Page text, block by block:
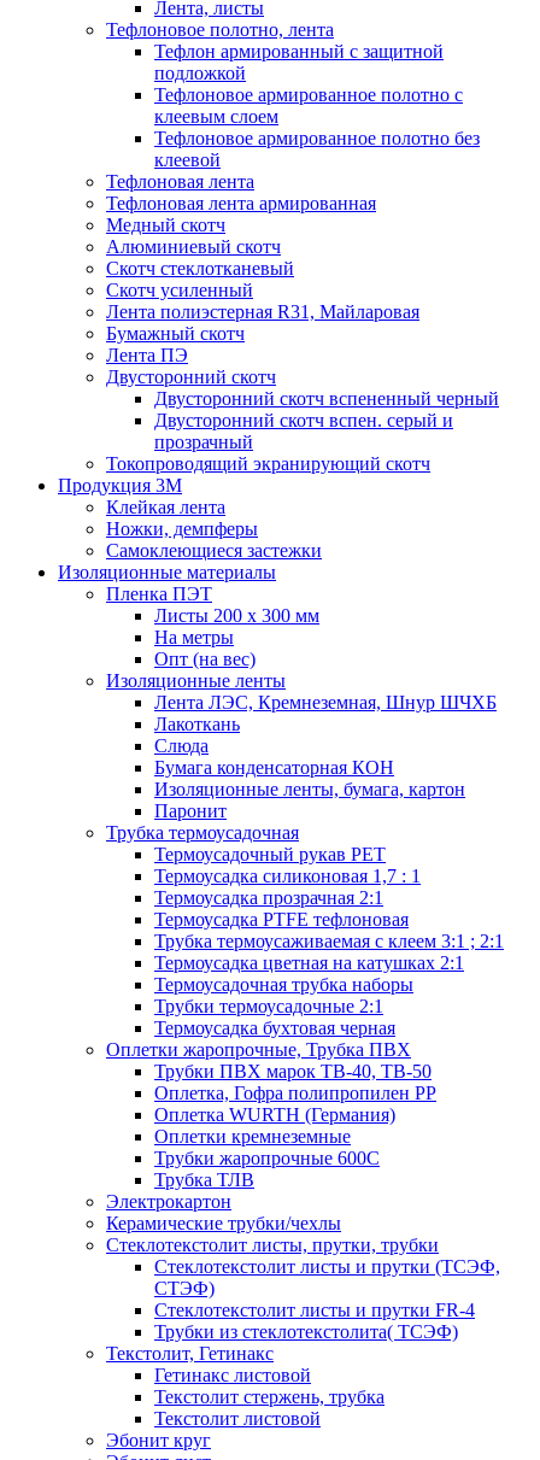
Лента, листы
Тефлоновое полотно, лента
Тефлон армированный с защитной
подложкой
Тефлоновое армированное полотно с
клеевым слоем
Тефлоновое армированное полотно без
клеевой
Тефлоновая лента
Тефлоновая лента армированная
Медный скотч
Алюминиевый скотч
Скотч стеклотканевый
Скотч усиленный
Лента полиэстерная R31, Майларовая
Бумажный скотч
Лента ПЭ
Двусторонний скотч
Двусторонний скотч вспененный черный
Двусторонний скотч вспен. серый и
прозрачный
Токопроводящий экранирующий скотч
Продукция 3M
Клейкая лента
Ножки, демпферы
Самоклеющиеся застежки
Изоляционные материалы
Пленка ПЭТ
Листы 200 х 300 мм
На метры
Опт (на вес)
Изоляционные ленты
Лента ЛЭС, Кремнеземная, Шнур ШЧХБ
Лакоткань
Слюда
Бумага конденсаторная КОН
Изоляционные ленты, бумага, картон
Паронит
Трубка термоусадочная
Термоусадочный рукав PET
Термоусадка силиконовая 1,7 : 1
Термоусадка прозрачная 2:1
Термоусадка PTFE тефлоновая
Трубка термоусаживаемая с клеем 3:1 ; 2:1
Термоусадка цветная на катушках 2:1
Термоусадочная трубка наборы
Трубки термоусадочные 2:1
Термоусадка бухтовая черная
Оплетки жаропрочные, Трубка ПВХ
Трубки ПВХ марок ТВ-40, ТВ-50
Оплетка, Гофра полипропилен PP
Оплетка WURTH (Германия)
Оплетки кремнеземные
Трубки жаропрочные 600С
Трубка ТЛВ
Электрокартон
Керамические трубки/чехлы
Cтеклотекстолит листы, прутки, трубки
Стеклотекстолит листы и прутки (ТСЭФ,
СТЭФ)
Стеклотекстолит листы и прутки FR-4
Трубки из стеклотекстолита( ТСЭФ)
Текстолит, Гетинакс
Гетинакс листовой
Текстолит стержень, трубка
Текстолит листовой
Эбонит круг